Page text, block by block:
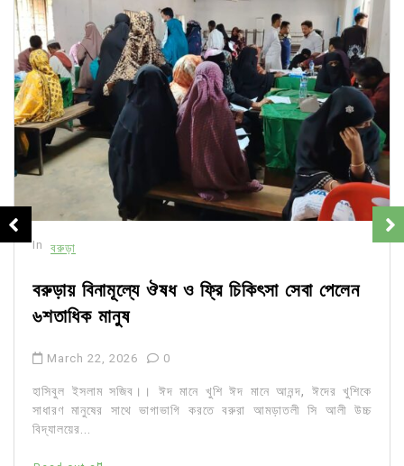
In বরুড়া
বরুড়ায় বিনামূল্যে ঔষধ ও ফ্রি চিকিৎসা সেবা পেলেন
৬শতাধিক মানুষ
March 22, 2026 0
হাসিবুল ইসলাম সজিব।। ঈদ মানে খুশি ঈদ মানে আনন্দ, ঈদের খুশিকে
সাধারণ মানুষের সাথে ভাগাভাগি করতে বরুরা আমড়াতলী সি আলী উচ্চ
বিদ্যালয়ের...